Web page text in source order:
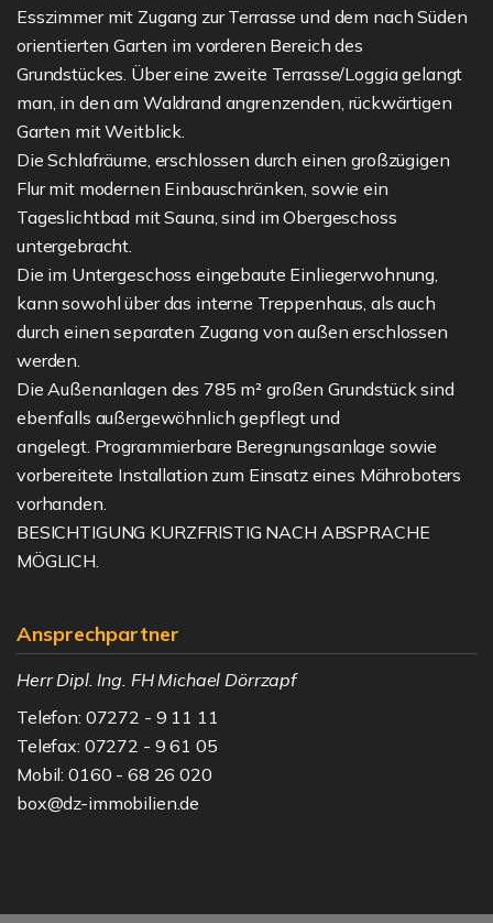
Esszimmer mit Zugang zur Terrasse und dem nach Süden
orientierten Garten im vorderen Bereich des
Grundstückes. Über eine zweite Terrasse/Loggia gelangt
man, in den am Waldrand angrenzenden, rückwärtigen
Garten mit Weitblick.
Die Schlafräume, erschlossen durch einen großzügigen
Flur mit modernen Einbauschränken, sowie ein
Tageslichtbad mit Sauna, sind im Obergeschoss
untergebracht.
Die im Untergeschoss eingebaute Einliegerwohnung,
kann sowohl über das interne Treppenhaus, als auch
durch einen separaten Zugang von außen erschlossen
werden.
Die Außenanlagen des 785 m² großen Grundstück sind
ebenfalls außergewöhnlich gepflegt und
angelegt. Programmierbare Beregnungsanlage sowie
vorbereitete Installation zum Einsatz eines Mähroboters
vorhanden.
BESICHTIGUNG KURZFRISTIG NACH ABSPRACHE
MÖGLICH.
Ansprechpartner
Herr Dipl. Ing. FH Michael Dörrzapf
Telefon: 07272 - 9 11 11
Telefax: 07272 - 9 61 05
Mobil: 0160 - 68 26 020
box@dz-immobilien.de